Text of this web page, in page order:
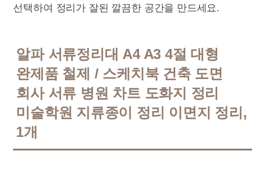
선택하여 정리가 잘된 깔끔한 공간을 만드세요.
알파 서류정리대 A4 A3 4절 대형
완제품 철제 / 스케치북 건축 도면
회사 서류 병원 차트 도화지 정리
미술학원 지류종이 정리 이면지 정리,
1개